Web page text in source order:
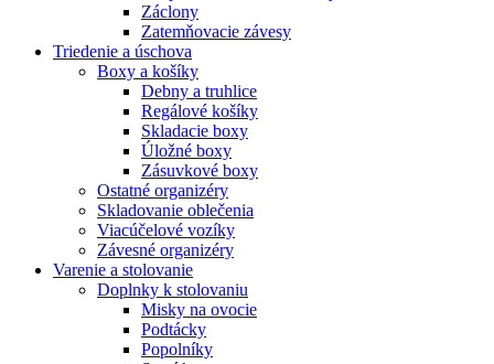
Záclony
Zatemňovacie závesy
Triedenie a úschova
Boxy a košíky
Debny a truhlice
Regálové košíky
Skladacie boxy
Úložné boxy
Zásuvkové boxy
Ostatné organizéry
Skladovanie oblečenia
Viacúčelové vozíky
Závesné organizéry
Varenie a stolovanie
Doplnky k stolovaniu
Misky na ovocie
Podtácky
Popolníky